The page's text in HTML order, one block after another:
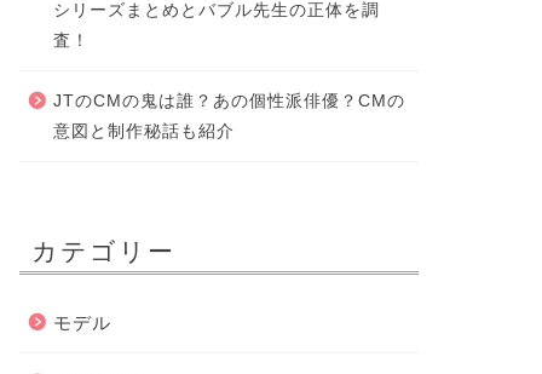
シリーズまとめとバブル先生の正体を調
査！
JTのCMの鬼は誰？あの個性派俳優？CMの
意図と制作秘話も紹介
カテゴリー
モデル